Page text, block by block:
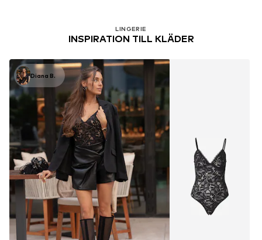
LINGERIE
INSPIRATION TILL KLÄDER
Diana B.